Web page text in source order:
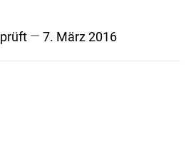
7. März 2016